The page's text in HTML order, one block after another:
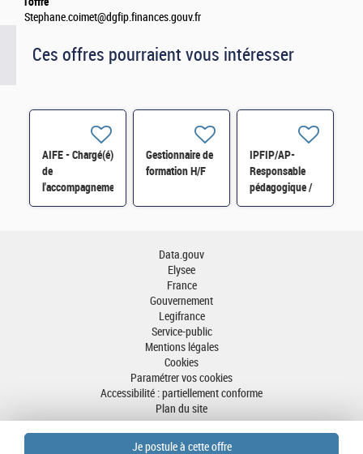
Stephane.coimet@dgfip.finances.gouv.fr
Ces offres pourraient vous intéresser
AIFE - Chargé(é)
de
l'accompagnement
et de la
Gestionnaire de
formation H/F
IPFIP/AP-
Responsable
pédagogique /
Spécialisé dans
Data.gouv
Elysee
France
Gouvernement
Legifrance
Service-public
Mentions légales
Cookies
Paramétrer vos cookies
Accessibilité : partiellement conforme
Plan du site
Aller en haut